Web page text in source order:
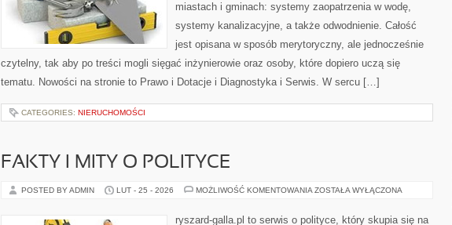
miastach i gminach: systemy zaopatrzenia w wodę,
systemy kanalizacyjne, a także odwodnienie. Całość
jest opisana w sposób merytoryczny, ale jednocześnie
czytelny, tak aby po treści mogli sięgać inżynierowie oraz osoby, które dopiero uczą się
tematu. Nowości na stronie to Prawo i Dotacje i Diagnostyka i Serwis. W sercu […]
CATEGORIES: NIERUCHOMOŚCI
FAKTY I MITY O POLITYCE
POSTED BY ADMIN LUT - 25 - 2026 MOŻLIWOŚĆ KOMENTOWANIA FAKTY
O
ZOSTAŁA WYŁĄCZONA
ryszard-galla.pl to serwis o polityce, który skupia się na